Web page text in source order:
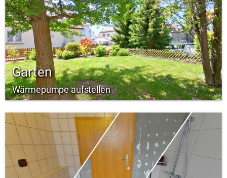
Garten
Wärmepumpe aufstellen